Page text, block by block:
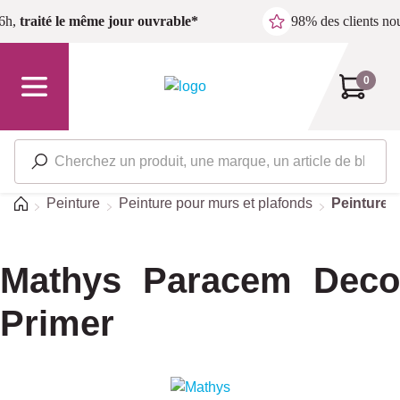
Passer au contenu principal
traité le même jour ouvrable* 98% des clients
0
Accueil
Peinture Peinture pour murs et plafonds Peinture
Mathys Paracem Deco
Primer